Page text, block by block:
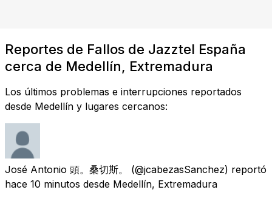
Reportes de Fallos de Jazztel España
cerca de Medellín, Extremadura
Los últimos problemas e interrupciones reportados
desde Medellín y lugares cercanos:
José Antonio 頭。桑切斯。
(@jcabezasSanchez) reportó
hace 10 minutos desde Medellín, Extremadura